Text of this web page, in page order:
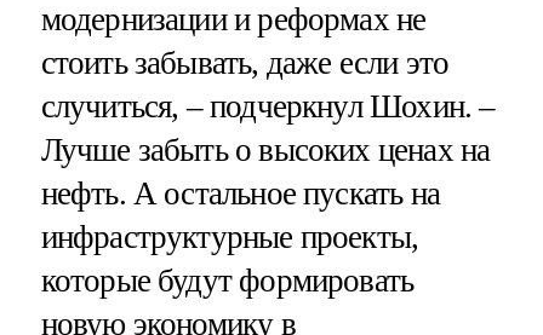
модернизации и реформах не
стоить забывать, даже если это
случиться, – подчеркнул Шохин. –
Лучше забыть о высоких ценах на
нефть. А остальное пускать на
инфраструктурные проекты,
которые будут формировать
новую экономику в